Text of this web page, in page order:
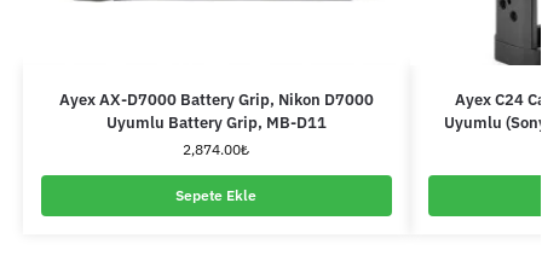
Ayex AX-D7000 Battery Grip, Nikon D7000
Uyumlu Battery Grip, MB-D11
2,874.00₺
Sepete Ekle
Ayex C24
Uyumlu